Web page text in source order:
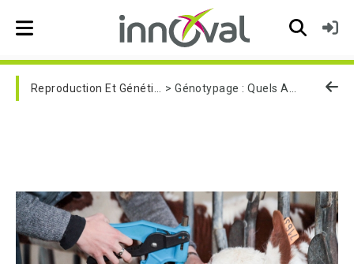
Skip to main navigation
Génotypage : Quels Avantages Pour Mon Exploitation ?